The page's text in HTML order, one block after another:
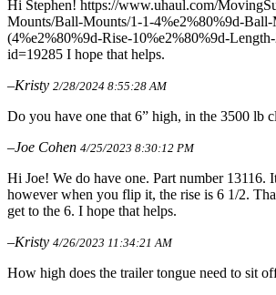
Hi Stephen! https://www.uhaul.com/
Mounts/Ball-Mounts/1-1-4%e2%80%9d-
(4%e2%80%9d-Rise-10%e2%80%9d-
id=19285 I hope that helps.
–Kristy 2/28/2024 8:55:28 AM
Do you have one that 6” high, in the 3500 lb
–Joe Cohen 4/25/2023 8:30:12 PM
Hi Joe! We do have one. Part number 13116.
however when you flip it, the rise is 6 1/2.
get to the 6. I hope that helps.
–Kristy 4/26/2023 11:34:21 AM
How high does the trailer tongue need to sit